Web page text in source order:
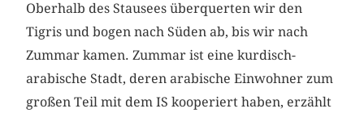
Oberhalb des Stausees überquerten wir den
Tigris und bogen nach Süden ab, bis wir nach
Zummar ­kamen. Zummar ist eine kurdisch-
arabische Stadt, deren arabische Einwohner zum
großen Teil mit dem IS ­kooperiert haben, erzählt